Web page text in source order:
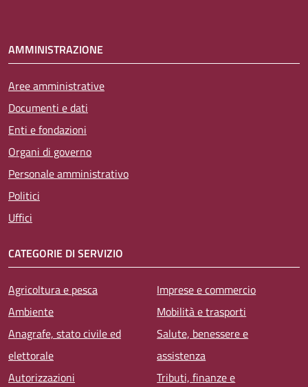
AMMINISTRAZIONE
Aree amministrative
Documenti e dati
Enti e fondazioni
Organi di governo
Personale amministrativo
Politici
Uffici
CATEGORIE DI SERVIZIO
Agricoltura e pesca
Ambiente
Anagrafe, stato civile ed
elettorale
Autorizzazioni
Imprese e commercio
Mobilità e trasporti
Salute, benessere e
assistenza
Tributi, finanze e